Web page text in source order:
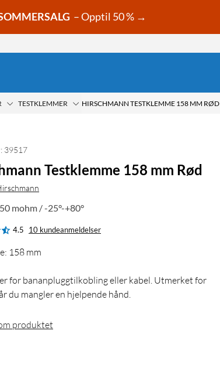
– Opptil 50 % →
TESTKLEMMER HIRSCHMANN TESTKLEMME 158 MM RØD
39517
Testklemme 158 mm Rød
mohm / -25°-+80°
4.5 10 kundeanmeldelser
158 mm
for bananpluggtilkobling eller kabel. Utmerket for
du mangler en hjelpende hånd.
produktet